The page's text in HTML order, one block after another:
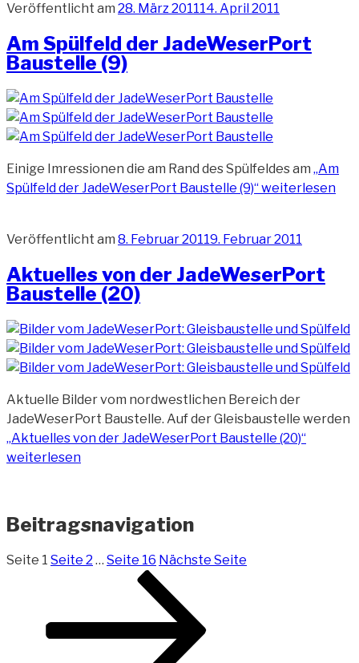
Veröffentlicht am 28. März 201114. April 2011
Am Spülfeld der JadeWeserPort
Baustelle (9)
Einige Imressionen die am Rand des Spülfeldes am „Am
Spülfeld der JadeWeserPort Baustelle (9)“weiterlesen
Veröffentlicht am 8. Februar 20119. Februar 2011
Aktuelles von der JadeWeserPort
Baustelle (20)
Aktuelle Bilder vom nordwestlichen Bereich der
JadeWeserPort Baustelle. Auf der Gleisbaustelle werden
„Aktuelles von der JadeWeserPort Baustelle (20)“
weiterlesen
Beitragsnavigation
Seite 1 Seite 2 … Seite 16 Nächste Seite